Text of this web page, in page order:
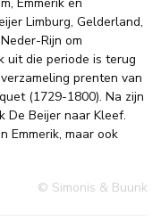
Limburg, Gelderland,
Rijn om
uit die periode is terug
prenten van
(1729-1800). Na zijn
De Beijer naar Kleef.
Emmerik, maar ook
© Simonis & Buunk